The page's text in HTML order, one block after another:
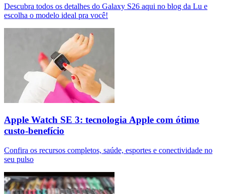
Descubra todos os detalhes do Galaxy S26 aqui no blog da Lu e
escolha o modelo ideal pra você!
Apple Watch SE 3: tecnologia Apple com ótimo
custo-benefício
Confira os recursos completos, saúde, esportes e conectividade no
seu pulso